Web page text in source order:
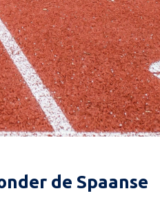
de Spaanse